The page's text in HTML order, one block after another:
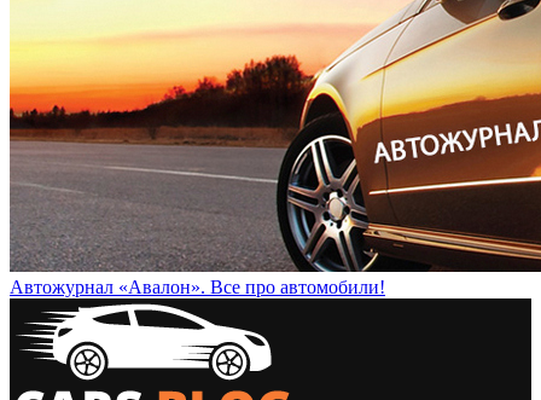
Автожурнал «Авалон». Все про автомобили!